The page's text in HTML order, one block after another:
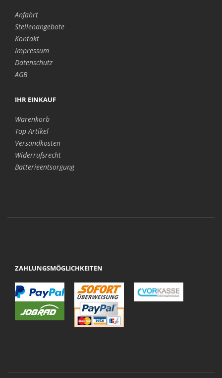
Anfahrt
Stellenangebote
Kontakt
Impressum
Datenschutz
AGB
IHR EINKAUF
Warenkorb
Top Artikel
Versandkosten
Widerrufsrecht
Batterieentsorgung
ZAHLUNGSMÖGLICHKEITEN